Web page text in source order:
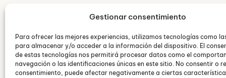
Gestionar consentimiento
Para ofrecer las mejores experiencias, utilizamos tecnologías como
para almacenar y/o acceder a la información del dispositivo. El
de estas tecnologías nos permitirá procesar datos como el
navegación o las identificaciones únicas en este sitio. No consentir o
consentimiento, puede afectar negativamente a ciertas
Aprende a
La pandemia por el virus COVID-19,